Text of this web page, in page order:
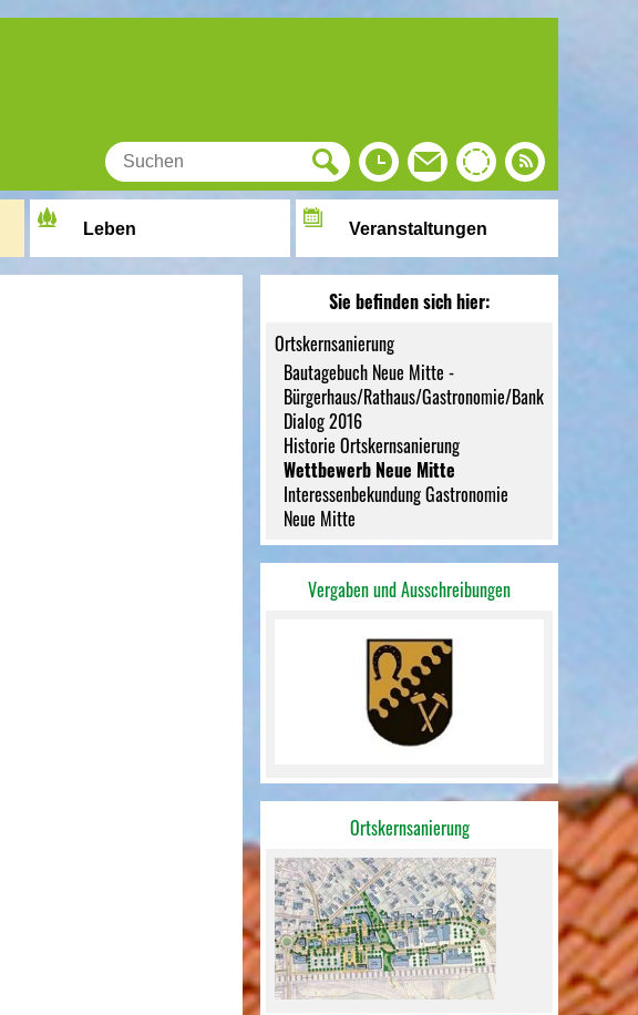
Leben Veranstaltungen
Sie befinden sich hier:
Ortskernsanierung
Bautagebuch Neue Mitte -
Bürgerhaus/Rathaus/Gastronomie/Bank
Dialog 2016
Historie Ortskernsanierung
Wettbewerb Neue Mitte
Interessenbekundung Gastronomie
Neue Mitte
Vergaben und Ausschreibungen
Ortskernsanierung